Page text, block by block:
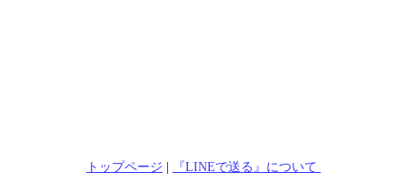
トップページ | 『LINEで送る』について